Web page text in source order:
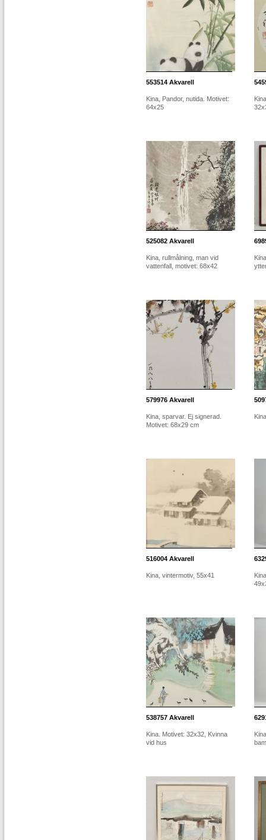
553514 Akvarell
Kina, Pandor, nutida. Motivet:
64x25
525082 Akvarell
Kina, rullmålning, man vid
vattenfall, motivet: 68x42
579976 Akvarell
Kina, sparvar. Ej signerad.
Motivet: 68x29 cm
516004 Akvarell
Kina, vintermotiv, 55x41
538757 Akvarell
Kina. Motivet: 32x32, Kvinna
vid hus